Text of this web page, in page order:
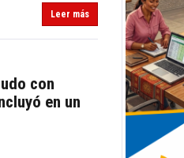
Leer más
con
en un